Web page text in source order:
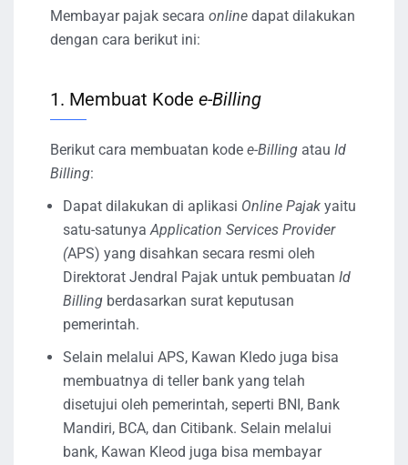
Membayar pajak secara online dapat dilakukan
dengan cara berikut ini:
1. Membuat Kode e-Billing
Berikut cara membuatan kode e-Billing atau Id
Billing:
Dapat dilakukan di aplikasi Online Pajak yaitu
satu-satunyaApplication Services Provider
(APS) yang disahkan secara resmi oleh
Direktorat Jendral Pajak untuk pembuatan Id
Billing berdasarkan surat keputusan
pemerintah.
Selain melalui APS, Kawan Kledo juga bisa
membuatnya di teller bank yang telah
disetujui oleh pemerintah, seperti BNI, Bank
Mandiri, BCA, dan Citibank. Selain melalui
bank, Kawan Kleod juga bisa membayar